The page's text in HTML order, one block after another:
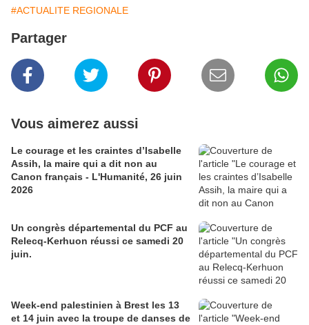
#ACTUALITE REGIONALE
Partager
Vous aimerez aussi
Le courage et les craintes d’Isabelle
Assih, la maire qui a dit non au
Canon français - L'Humanité, 26 juin
2026
Un congrès départemental du PCF au
Relecq-Kerhuon réussi ce samedi 20
juin.
Week-end palestinien à Brest les 13
et 14 juin avec la troupe de danses de